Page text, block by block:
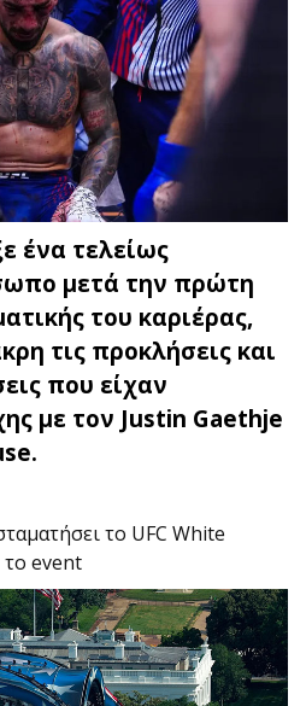
ένα τελείως
μετά την πρώτη
του καριέρας,
τις προκλήσεις και
που είχαν
με τον Justin Gaethje
το UFC White
το event